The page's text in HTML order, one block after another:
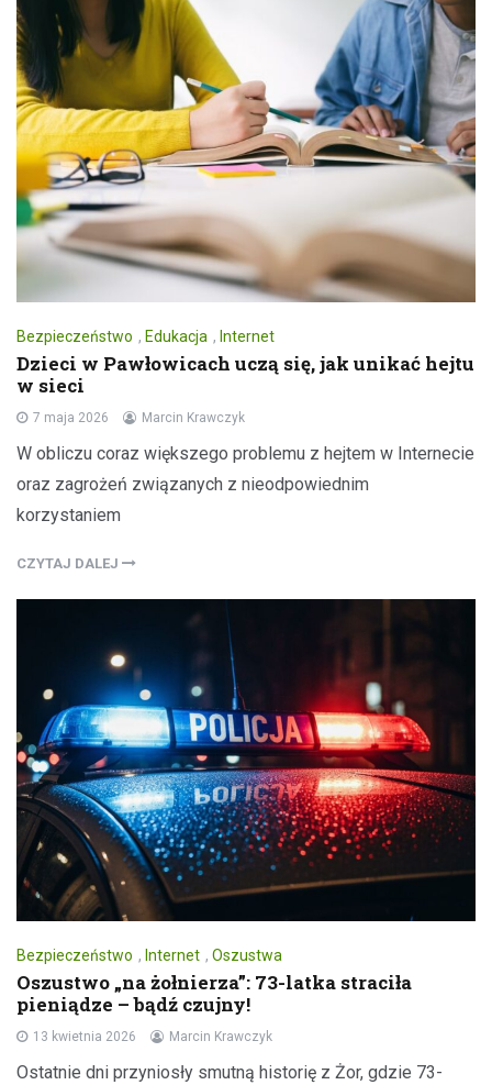
Bezpieczeństwo , Edukacja , Internet
Dzieci w Pawłowicach uczą się, jak unikać hejtu
w sieci
7 maja 2026 Marcin Krawczyk
W obliczu coraz większego problemu z hejtem w Internecie
oraz zagrożeń związanych z nieodpowiednim
korzystaniem
CZYTAJ DALEJ
Bezpieczeństwo , Internet , Oszustwa
Oszustwo „na żołnierza”: 73-latka straciła
pieniądze – bądź czujny!
13 kwietnia 2026 Marcin Krawczyk
Ostatnie dni przyniosły smutną historię z Żor, gdzie 73-